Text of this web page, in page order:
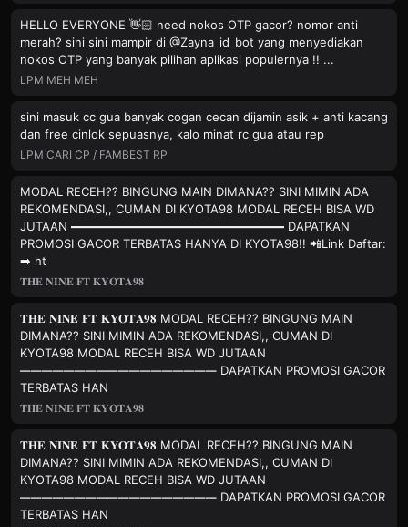
HELLO EVERYONE 👋🏻 need nokos OTP gacor? nomor anti
merah? sini sini mampir di @Zayna_id_bot yang menyediakan
nokos OTP yang banyak pilihan aplikasi populernya !! ...
LPM MEH MEH
sini masuk cc gua banyak cogan cecan dijamin asik + anti kacang
dan free cinlok sepuasnya, kalo minat rc gua atau rep
LPM CARI CP / FAMBEST RP
MODAL RECEH?? BINGUNG MAIN DIMANA?? SINI MIMIN ADA
REKOMENDASI,, CUMAN DI KYOTA98 MODAL RECEH BISA WD
JUTAAN ━━━━━━━━━━━━━━━━━━ DAPATKAN
PROMOSI GACOR TERBATAS HANYA DI KYOTA98!! 📲Link Daftar:
➡️ ht
𝐓𝐇𝐄 𝐍𝐈𝐍𝐄 𝐅𝐓 𝐊𝐘𝐎𝐓𝐀𝟗𝟖
𝐓𝐇𝐄 𝐍𝐈𝐍𝐄 𝐅𝐓 𝐊𝐘𝐎𝐓𝐀𝟗𝟖 MODAL RECEH?? BINGUNG MAIN
DIMANA?? SINI MIMIN ADA REKOMENDASI,, CUMAN DI
KYOTA98 MODAL RECEH BISA WD JUTAAN
━━━━━━━━━━━━━━━━━━ DAPATKAN PROMOSI GACOR
TERBATAS HAN
𝐓𝐇𝐄 𝐍𝐈𝐍𝐄 𝐅𝐓 𝐊𝐘𝐎𝐓𝐀𝟗𝟖
𝐓𝐇𝐄 𝐍𝐈𝐍𝐄 𝐅𝐓 𝐊𝐘𝐎𝐓𝐀𝟗𝟖 MODAL RECEH?? BINGUNG MAIN
DIMANA?? SINI MIMIN ADA REKOMENDASI,, CUMAN DI
KYOTA98 MODAL RECEH BISA WD JUTAAN
━━━━━━━━━━━━━━━━━━ DAPATKAN PROMOSI GACOR
TERBATAS HAN